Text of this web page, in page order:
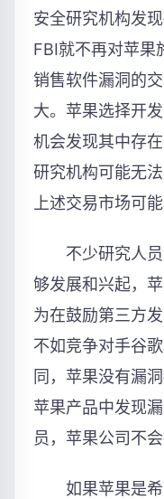
安全研究机构发
FBI就不再对苹果
销售软件漏洞的
大。苹果选择开
机会发现其中存
研究机构可能无
上述交易市场可
不少研究人员
够发展和兴起，
为在鼓励第三方
不如竞争对手谷
同，苹果没有漏
苹果产品中发现
员，苹果公司不会
如果苹果是希